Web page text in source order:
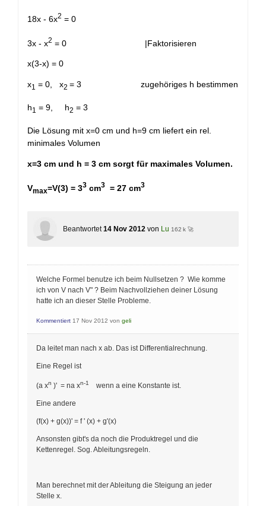
18x - 6x2 = 0
3x - x2 = 0 |Faktorisieren
x(3-x) = 0
x1 = 0, x2 = 3 zugehöriges h bestimmen
h1 = 9, h2 = 3
Die Lösung mit x=0 cm und h=9 cm liefert ein rel.
minimales Volumen
x=3 cm und h = 3 cm sorgt für maximales Volumen.
Vmax=V(3) = 33 cm3 = 27 cm3
Beantwortet 14 Nov 2012 von Lu 162 k 🚀
Welche Formel benutze ich beim Nullsetzen ? Wie komme
ich von V nach V" ? Beim Nachvollziehen deiner Lösung
hatte ich an dieser Stelle Probleme.
Kommentiert 17 Nov 2012 von geli
Da leitet man nach x ab. Das ist Differentialrechnung.
Eine Regel ist
(a xn )' = na xn-1 wenn a eine Konstante ist.
Eine andere
(f(x) + g(x))' = f ' (x) + g'(x)
Ansonsten gibt's da noch die Produktregel und die
Kettenregel. Sog. Ableitungsregeln.
Man berechnet mit der Ableitung die Steigung an jeder
Stelle x.